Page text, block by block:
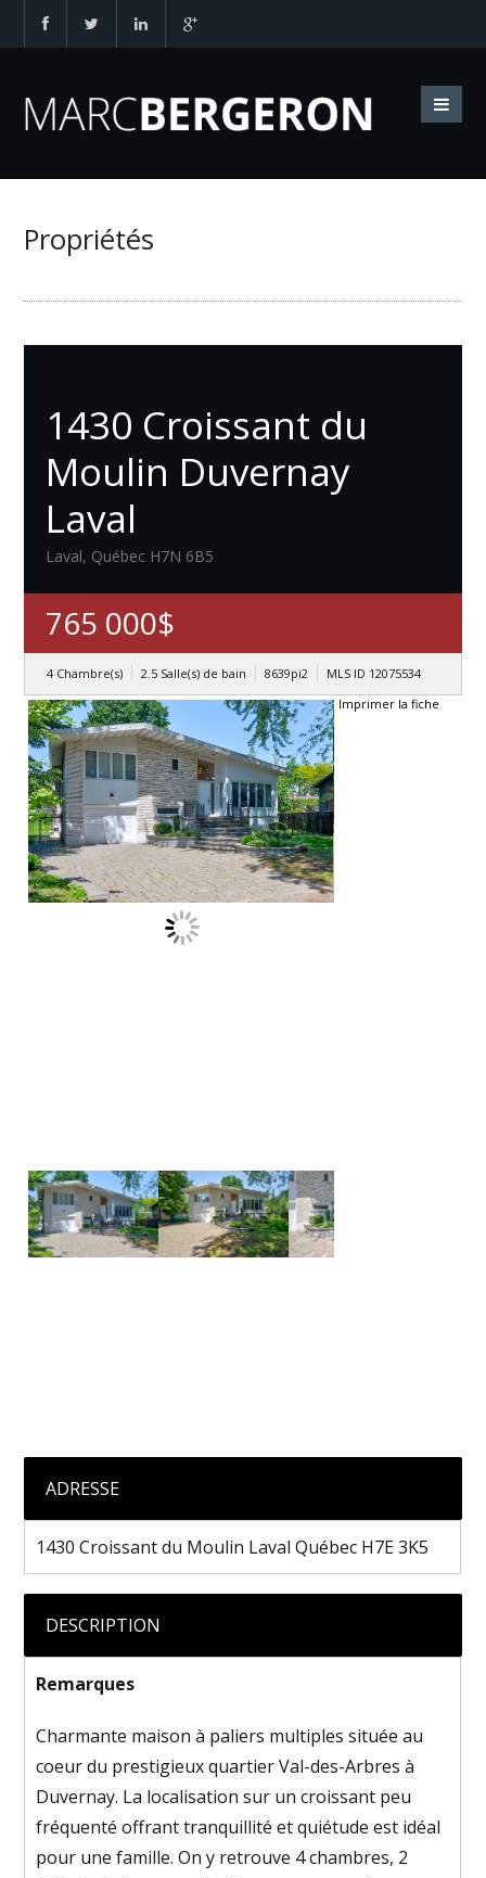
Propriétés
1430 Croissant du
Moulin Duvernay
Laval
Laval, Québec H7N 6B5
765 000$
4 Chambre(s) 2.5 Salle(s) de bain 8639pi2
MLS ID 12075534
Imprimer la fiche
ADRESSE
1430 Croissant du Moulin Laval Québec H7E 3K5
DESCRIPTION
Remarques
Charmante maison à paliers multiples située au
coeur du prestigieux quartier Val-des-Arbres à
Duvernay. La localisation sur un croissant peu
fréquenté offrant tranquillité et quiétude est idéal
pour une famille. On y retrouve 4 chambres, 2